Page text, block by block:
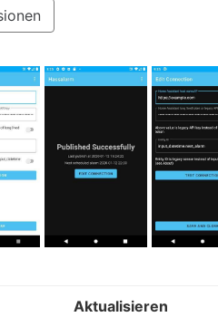
Aktualisieren